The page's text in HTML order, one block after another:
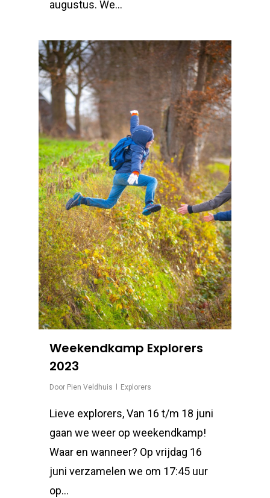
augustus. We...
Weekendkamp Explorers
2023
Door Pien Veldhuis Explorers
Lieve explorers, Van 16 t/m 18 juni
gaan we weer op weekendkamp!
Waar en wanneer? Op vrijdag 16
juni verzamelen we om 17:45 uur
op...